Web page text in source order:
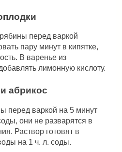
перед варкой
пару минут в кипятке,
В варенье из
лимонную кислоту.
абрикос
перед варкой на 5 минут
они не разварятся в
Раствор готовят в
на 1 ч. л. соды.